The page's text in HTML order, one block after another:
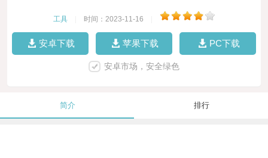
工具 时间：2023-11-16
安卓下载 苹果下载 PC下载
安卓市场，安全绿色
简介 排行